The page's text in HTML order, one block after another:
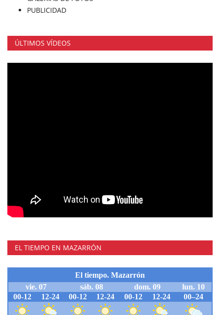
PUBLICIDAD
ÚLTIMOS VÍDEOS
EL TIEMPO EN MAZARRÓN